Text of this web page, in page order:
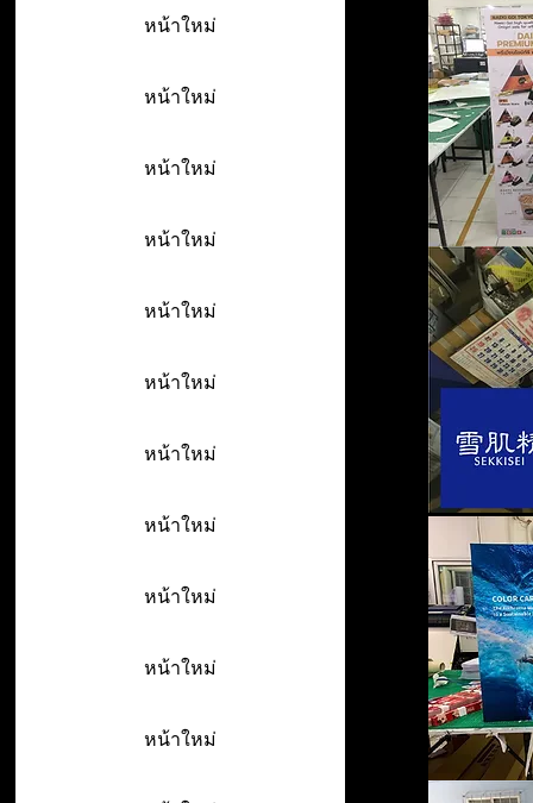
หน้าใหม่
หน้าใหม่
หน้าใหม่
หน้าใหม่
หน้าใหม่
หน้าใหม่
หน้าใหม่
หน้าใหม่
หน้าใหม่
หน้าใหม่
หน้าใหม่